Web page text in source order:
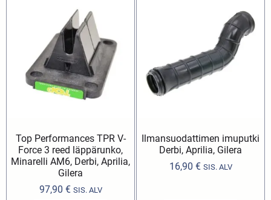
Top Performances TPR V-
Force 3 reed läppärunko,
Minarelli AM6, Derbi, Aprilia,
Gilera
97,90 € SIS. ALV
Ilmansuodattimen imuputki
Derbi, Aprilia, Gilera
16,90 € SIS. ALV